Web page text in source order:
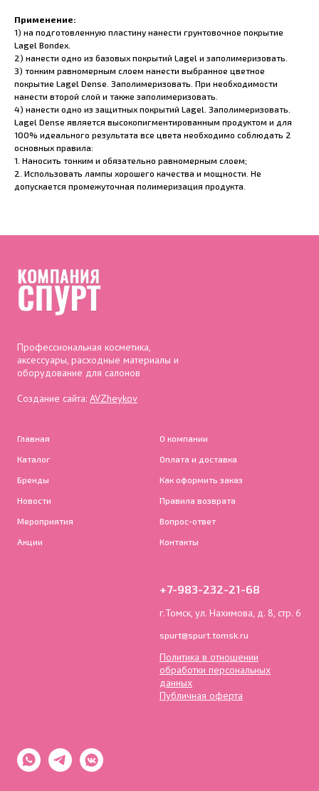
Применение:
1) на подготовленную пластину нанести грунтовочное покрытие
Lagel Bondex.
2) нанести одно из базовых покрытий Lagel и заполимеризовать.
3) тонким равномерным слоем нанести выбранное цветное
покрытие Lagel Dense. Заполимеризовать. При необходимости
нанести второй слой и также заполимеризовать.
4) нанести одно из защитных покрытий Lagel. Заполимеризовать.
Lagel Dense является высокопигментированным продуктом и для
100% идеального результата все цвета необходимо соблюдать 2
основных правила:
1. Наносить тонким и обязательно равномерным слоем;
2. Использовать лампы хорошего качества и мощности. Не
допускается промежуточная полимеризация продукта.
Профессиональная косметика,
аксессуары, расходные материалы и
оборудование для салонов
Создание сайта: AVZheykov
Главная
Каталог
Бренды
Новости
Мероприятия
Акции
О компании
Оплата и доставка
Как оформить заказ
Правила возврата
Вопрос-ответ
Контакты
+7-983-232-21-68
г.Томск, ул. Нахимова, д. 8, стр. 6
spurt@spurt.tomsk.ru
Политика в отношении
обработки персональных
данных
Публичная оферта